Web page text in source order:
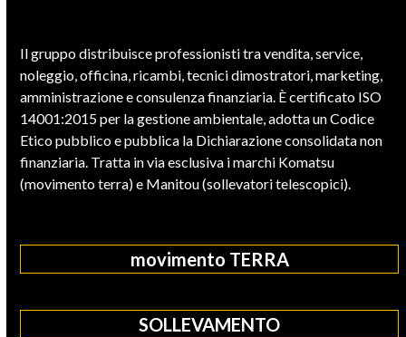
Il gruppo distribuisce professionisti tra vendita, service,
noleggio, officina, ricambi, tecnici dimostratori, marketing,
amministrazione e consulenza finanziaria. È certificato ISO
14001:2015 per la gestione ambientale, adotta un Codice
Etico pubblico e pubblica la Dichiarazione consolidata non
finanziaria. Tratta in via esclusiva i marchi Komatsu
(movimento terra) e Manitou (sollevatori telescopici).
movimento TERRA
SOLLEVAMENTO